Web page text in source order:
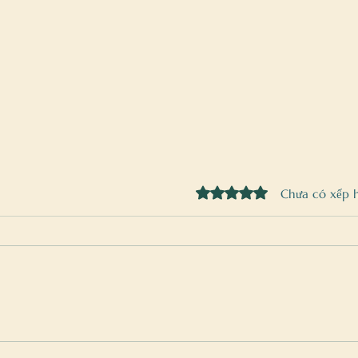
branding”? Zinadecors giải thích từ
trong
Đã xếp hạng 0/5 sao.
Chưa có xếp